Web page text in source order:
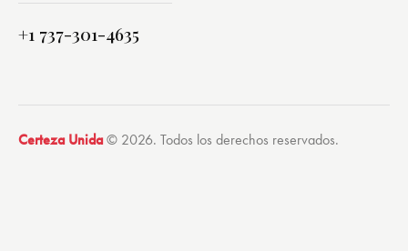
+1 737-301-4635
Certeza Unida© 2026. Todos los derechos reservados.